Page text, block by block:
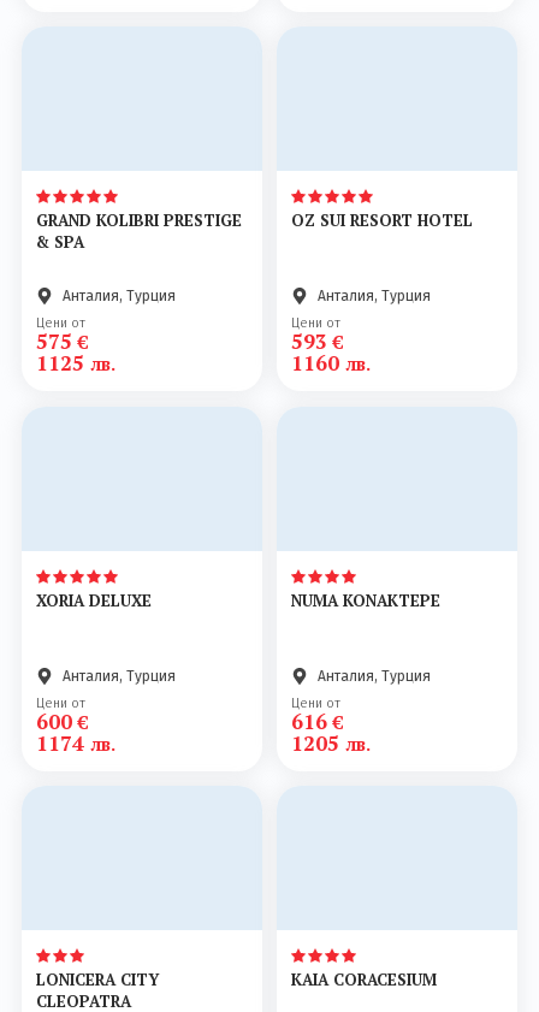
GRAND KOLIBRI PRESTIGE
& SPA
Анталия, Турция
Цени от
575 €
1125 лв.
OZ SUI RESORT HOTEL
Анталия, Турция
Цени от
593 €
1160 лв.
XORIA DELUXE
Анталия, Турция
Цени от
600 €
1174 лв.
NUMA KONAKTEPE
Анталия, Турция
Цени от
616 €
1205 лв.
LONICERA CITY
CLEOPATRA
KAIA CORACESIUM